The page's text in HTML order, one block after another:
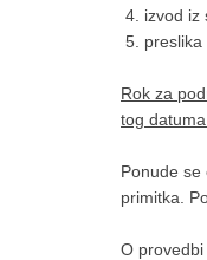
4. izvod iz
5. preslika
Rok za
tog
Ponude
primitka.
O